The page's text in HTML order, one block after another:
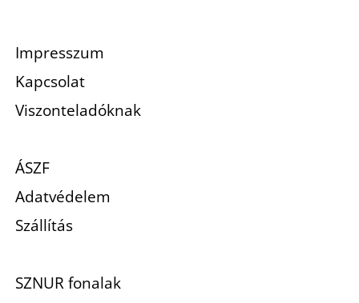
Impresszum
Kapcsolat
Viszonteladóknak
ÁSZF
Adatvédelem
Szállítás
SZNUR fonalak